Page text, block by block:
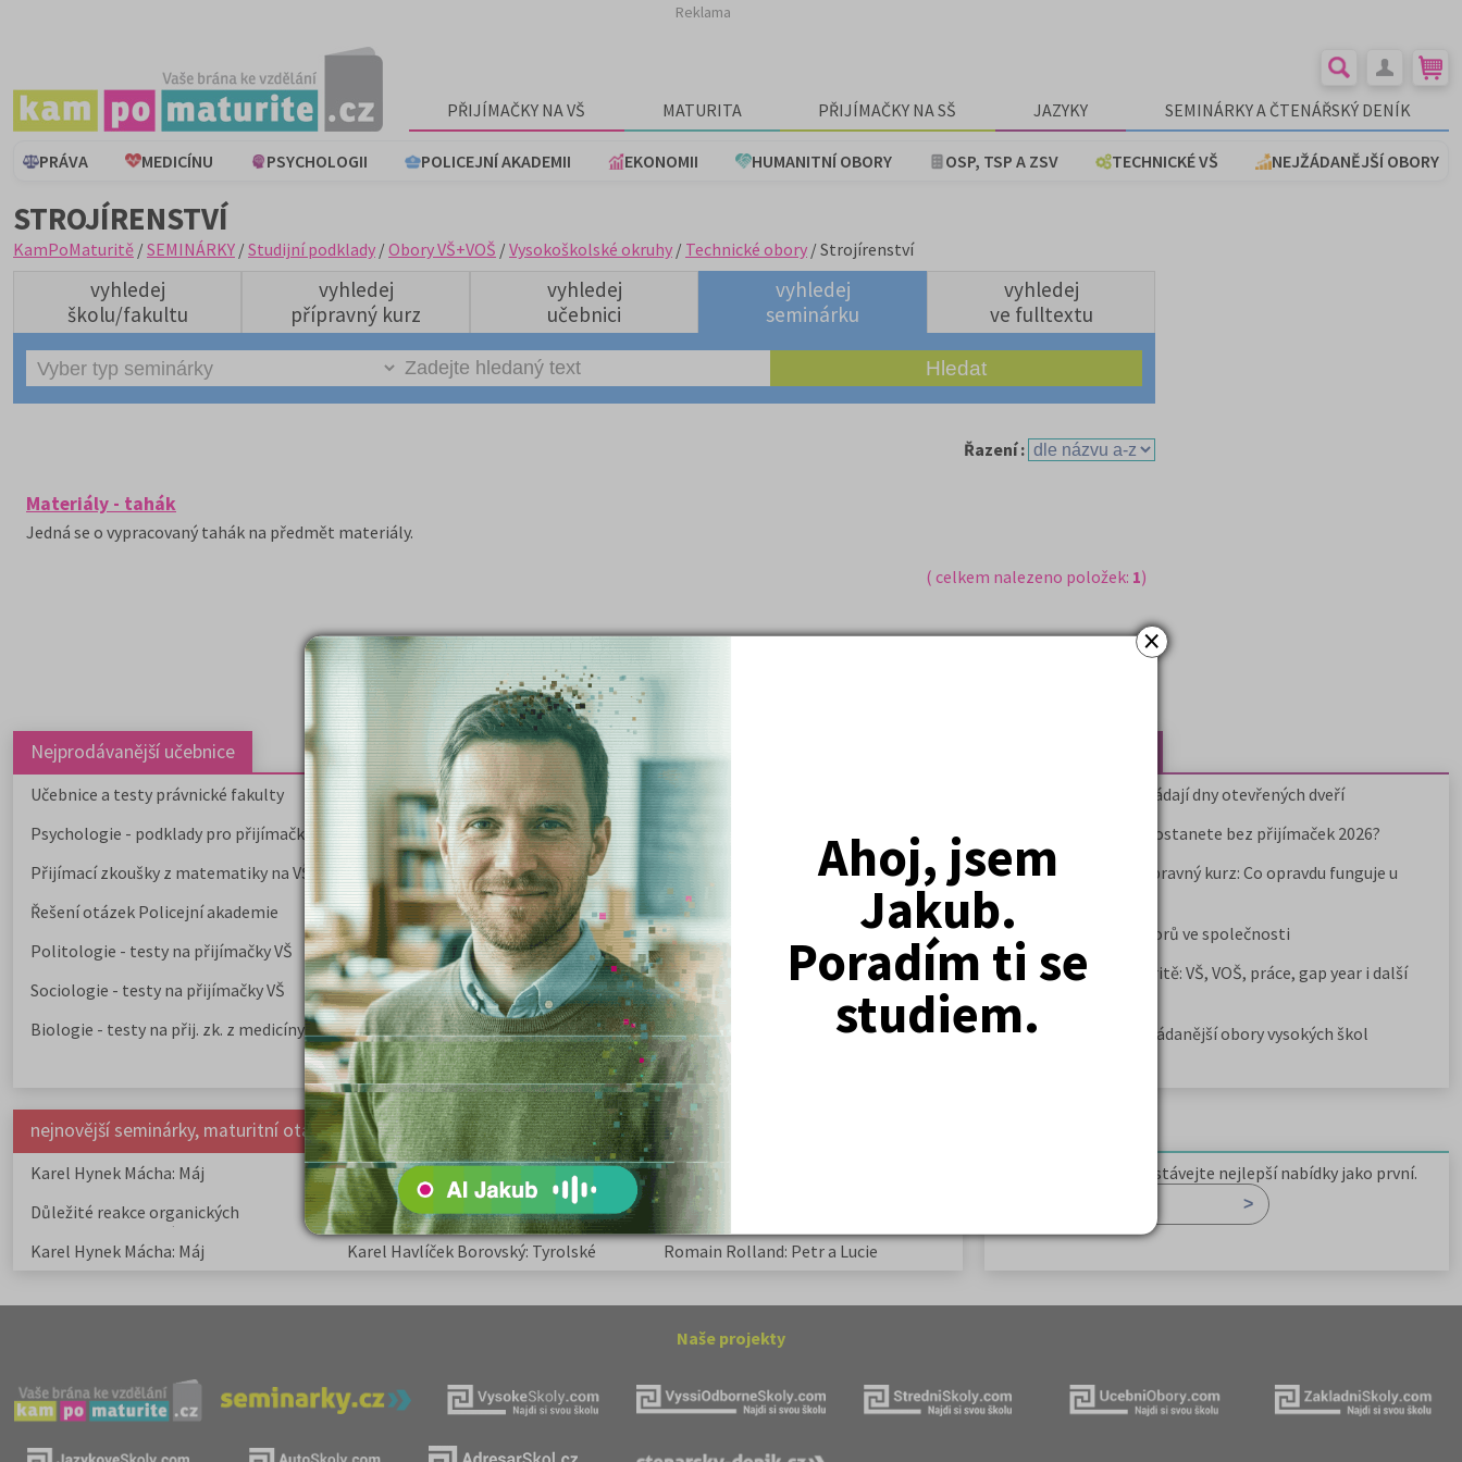
×
Ahoj, jsem
Jakub.
Poradím ti se
studiem.
Reklama
PŘIJÍMAČKY NA VŠ MATURITA PŘIJÍMAČKY NA SŠ JAZYKY SEMINÁRKY A ČTENÁŘSKÝ DENÍK
PRÁVA MEDICÍNU PSYCHOLOGII POLICEJNÍ AKADEMII EKONOMII HUMANITNÍ OBORY OSP, TSP A ZSV TECHNICKÉ VŠ NEJŽÁDANĚJŠÍ OBORY
STROJÍRENSTVÍ
KamPoMaturitě /SEMINÁRKY /Studijní podklady /Obory VŠ+VOŠ /Vysokoškolské okruhy / Technické obory / Strojírenství
vyhledej
školu/fakultu
vyhledej
přípravný kurz
vyhledej
učebnici
vyhledej
seminárku
vyhledej
ve fulltextu
Řazení :
Materiály - tahák
Jedná se o vypracovaný tahák na předmět materiály.
( celkem nalezeno položek: 1)
Nejprodávanější učebnice
Učebnice a testy právnické fakulty
Psychologie - podklady pro přijímačky
Přijímací zkoušky z matematiky na VŠE Praha
Řešení otázek Policejní akademie
Politologie - testy na přijímačky VŠ
Sociologie - testy na přijímačky VŠ
Biologie - testy na přij. zk. z medicíny
Nejžádanější kurzy
Právnické fakulty
Psychologie
Lékařské fakulty, farmacie
Společenské a human. vědy
Ekonomické fakulty
Žurnalistika
Politologie a mezinár. vztahy
Policejní akademie
Kdy vysoké školy pořádají dny otevřených dveří
Na které fakulty se dostanete bez přijímaček 2026?
Samostudium vs. přípravný kurz: Co opravdu funguje u
Prestiž a vnímání oborů ve společnosti
Rozcestník po maturitě: VŠ, VOŠ, práce, gap year i další
Jak se dostat na nejžádanější obory vysokých škol
nejnovější seminárky, maturitní otázky a čtenářsky deník
Karel Hynek Mácha: Máj
Karel Havlíček Borovský: Tyrolské
elegie
Kritika hry M. L. King v Salesiánském
divadle
Důležité reakce organických
sloučenin a jejich význam
Zákonitosti v elektronové struktuře
Základní charakteristiky obyvatelstva
a geografie sídel
Karel Hynek Mácha: Máj
Karel Havlíček Borovský: Tyrolské
Romain Rolland: Petr a Lucie
Zaregistrujte se a dostávejte nejlepší nabídky jako první.
Naše projekty